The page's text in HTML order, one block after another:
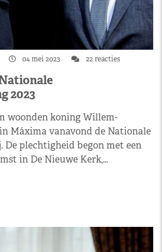
04 mei 2023 22 reacties
2023
woonden koning Willem-
Máxima vanavond de Nationale
De plechtigheid begon met een
in De Nieuwe Kerk,…